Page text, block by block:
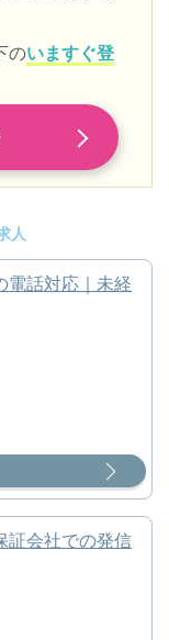
のいますぐ登
人
電話対応｜未経
証会社での発信